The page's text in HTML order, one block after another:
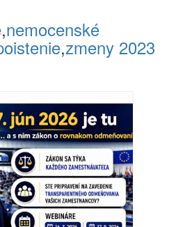
,nemocenské
,zmeny 2023